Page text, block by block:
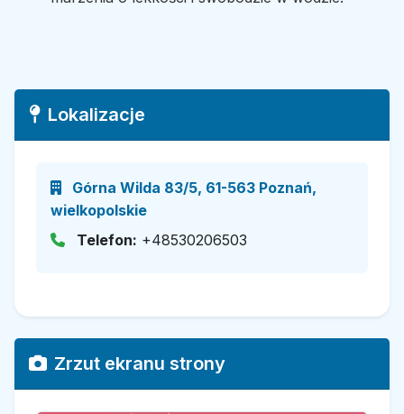
Lokalizacje
Górna Wilda 83/5, 61-563 Poznań,
wielkopolskie
Telefon: +48530206503
Zrzut ekranu strony